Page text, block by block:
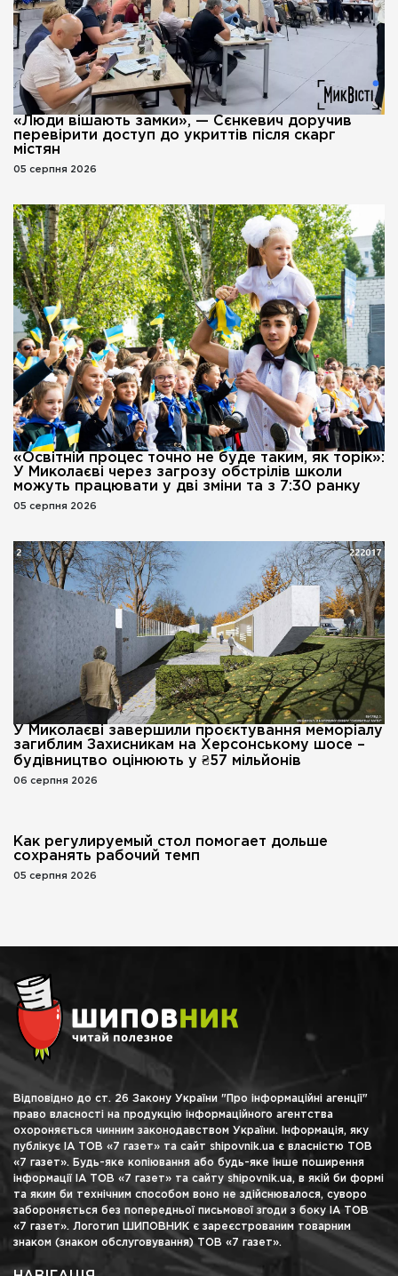
«Люди вішають замки», — Сєнкевич доручив
перевірити доступ до укриттів після скарг
містян
05 серпня 2026
«Освітній процес точно не буде таким, як торік»:
У Миколаєві через загрозу обстрілів школи
можуть працювати у дві зміни та з 7:30 ранку
05 серпня 2026
У Миколаєві завершили проєктування меморіалу
загиблим Захисникам на Херсонському шосе –
будівництво оцінюють у ₴57 мільйонів
06 серпня 2026
Как регулируемый стол помогает дольше
сохранять рабочий темп
05 серпня 2026
Відповідно до ст. 26 Закону України "Про інформаційні агенції"
право власності на продукцію інформаційного агентства
охороняється чинним законодавством України. Інформація, яку
публікує ІА ТОВ «7 газет» та сайт shipovnik.ua є власністю ТОВ
«7 газет». Будь-яке копіювання або будь-яке інше поширення
інформації ІА ТОВ «7 газет» та сайту shipovnik.ua, в якій би формі
та яким би технічним способом воно не здійснювалося, суворо
забороняється без попередньої письмової згоди з боку ІА ТОВ
«7 газет». Логотип ШИПОВНИК є зареєстрованим товарним
знаком (знаком обслуговування) ТОВ «7 газет».